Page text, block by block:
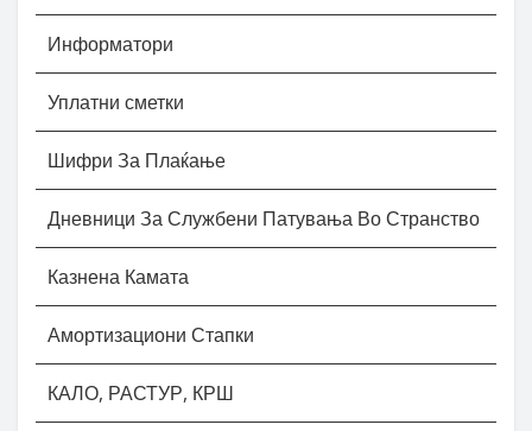
Информатори
Уплатни сметки
Шифри За Плаќање
Дневници За Службени Патувања Во Странство
Казнена Камата
Амортизациони Стапки
КАЛО, РАСТУР, КРШ